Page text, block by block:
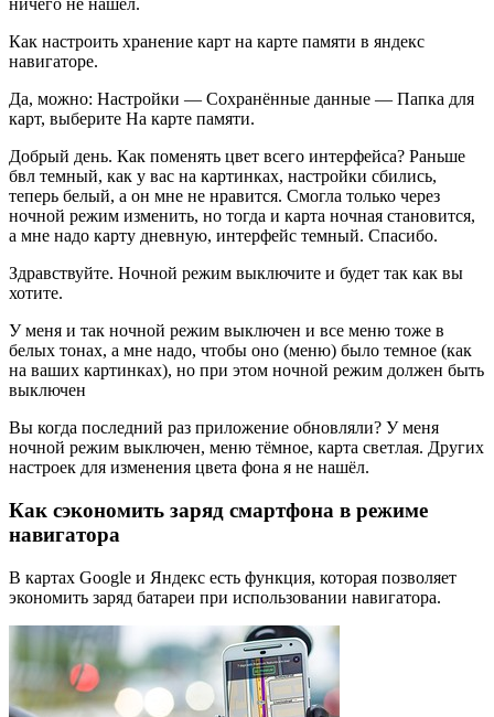
ничего не нашёл.
Как настроить хранение карт на карте памяти в яндекс
навигаторе.
Да, можно: Настройки — Сохранённые данные — Папка для
карт, выберите На карте памяти.
Добрый день. Как поменять цвет всего интерфейса? Раньше
бвл темный, как у вас на картинках, настройки сбились,
теперь белый, а он мне не нравится. Смогла только через
ночной режим изменить, но тогда и карта ночная становится,
а мне надо карту дневную, интерфейс темный. Спасибо.
Здравствуйте. Ночной режим выключите и будет так как вы
хотите.
У меня и так ночной режим выключен и все меню тоже в
белых тонах, а мне надо, чтобы оно (меню) было темное (как
на ваших картинках), но при этом ночной режим должен быть
выключен
Вы когда последний раз приложение обновляли? У меня
ночной режим выключен, меню тёмное, карта светлая. Других
настроек для изменения цвета фона я не нашёл.
Как сэкономить заряд смартфона в режиме
навигатора
В картах Google и Яндекс есть функция, которая позволяет
экономить заряд батареи при использовании навигатора.